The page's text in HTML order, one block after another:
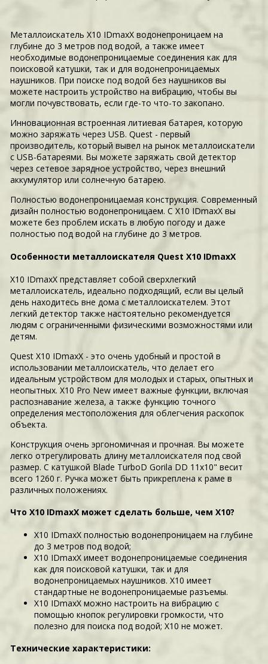
Металлоискатель X10 IDmaxX водонепроницаем на
глубине до 3 метров под водой, а также имеет
необходимые водонепроницаемые соединения как для
поисковой катушки, так и для водонепроницаемых
наушников. При поиске под водой без наушников вы
можете настроить устройство на вибрацию, чтобы вы
могли почувствовать, если где-то что-то закопано.
Инновационная встроенная литиевая батарея, которую
можно заряжать через USB. Quest - первый
производитель, который вывел на рынок металлоискатели
с USB-батареями. Вы можете заряжать свой детектор
через сетевое зарядное устройство, через внешний
аккумулятор или солнечную батарею.
Полностью водонепроницаемая конструкция. Современный
дизайн полностью водонепроницаем. С X10 IDmaxX вы
можете без проблем искать в любую погоду и даже
полностью под водой на глубине до 3 метров.
Особенности металлоискателя Quest X10 IDmaxX
X10 IDmaxX представляет собой сверхлегкий
металлоискатель, идеально подходящий, если вы целый
день находитесь вне дома с металлоискателем. Этот
легкий детектор также настоятельно рекомендуется
людям с ограниченными физическими возможностями или
детям.
Quest X10 IDmaxX - это очень удобный и простой в
использовании металлоискатель, что делает его
идеальным устройством для молодых и старых, опытных и
неопытных. X10 Pro New имеет важные функции, включая
распознавание железа, а также функцию точного
определения местоположения для облегчения раскопок
объекта.
Конструкция очень эргономичная и прочная. Вы можете
легко отрегулировать длину металлоискателя под свой
размер. С катушкой Blade TurboD Gorila DD 11х10" весит
всего 1260 г. Ручка может быть прикреплена к раме в
различных положениях.
Что X10 IDmaxX может сделать больше, чем X10?
X10 IDmaxX полностью водонепроницаем на глубине
до 3 метров под водой;
X10 IDmaxX имеет водонепроницаемые соединения
как для поисковой катушки, так и для
водонепроницаемых наушников. X10 имеет
стандартные не водонепроницаемые разъемы.
X10 IDmaxX можно настроить на вибрацию с
помощью кнопок регулировки громкости, что
полезно для поиска под водой; X10 не может.
Технические характеристики: